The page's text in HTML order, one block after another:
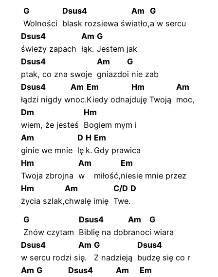
G
Wolności
Dsus4
blask rozsiewa św
Am
iatło,
G
a w sercu
Dsus4
świeży zapach
Am
łąk.
G
Jestem jak
Dsus4
ptak, co zna swoje
Am
gniazdo
G
i nie zab
Dsus4
łądzi nigdy w
Am
noc.
Em
Kiedyodnaj
Hm
duję Twoją
Am
moc,
Dm
wiem, że jesteś
Hm
Bogiem mym i
Am
ginie we mnie
D
lę
H
k.
Em
Gdy prawica
Hm
Twoja zbrojna
Am
w
miłość,
Em
niesie mnie przez
Hm
życia szlak,
Am
chwalę imię
C/D
Twe.
D
G
Znów czytam
Dsus4
Biblię na dob
Am
ranoc
G
i wiara
Dsus4
w sercu rodzi s
Am
ię.
G
Z nadzieją
Dsus4
budzę się co r
Am G
Dsus4
Am
Em